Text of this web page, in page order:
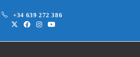
+34 639 272 386